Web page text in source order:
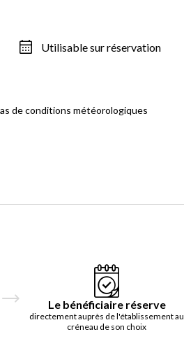
Utilisable sur réservation
de conditions météorologiques
Le bénéficiaire réserve
directement auprès de l'établissement au
créneau de son choix